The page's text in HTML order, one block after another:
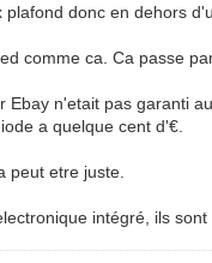
donc en dehors
comme ca. Ca passe
n'etait pas garanti
a quelque cent d'€.
peut etre juste.
intégré, ils